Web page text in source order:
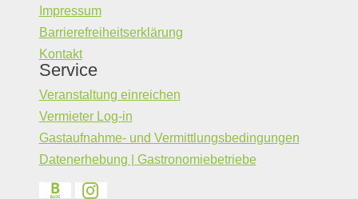
Impressum
Barrierefreiheitserklärung
Kontakt
Service
Veranstaltung einreichen
Vermieter Log-in
Gastaufnahme- und Vermittlungsbedingungen
Datenerhebung | Gastronomiebetriebe